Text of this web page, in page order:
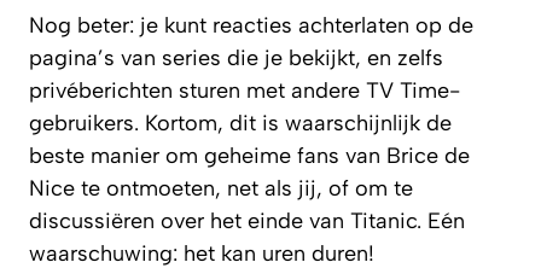
Nog beter: je kunt reacties achterlaten op de
pagina’s van series die je bekijkt, en zelfs
privéberichten sturen met andere TV Time-
gebruikers. Kortom, dit is waarschijnlijk de
beste manier om geheime fans van Brice de
Nice te ontmoeten, net als jij, of om te
discussiëren over het einde van Titanic. Eén
waarschuwing: het kan uren duren!